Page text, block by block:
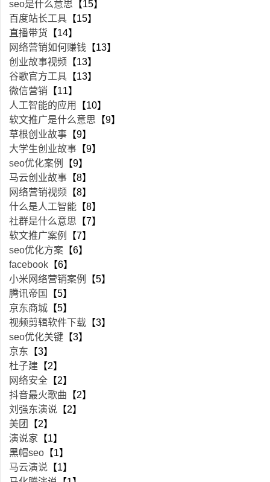
seo是什么意思 【15】
百度站长工具 【15】
直播带货 【14】
网络营销如何赚钱 【13】
创业故事视频 【13】
谷歌官方工具 【13】
微信营销 【11】
人工智能的应用
【10】
软文推广是什么意思 【9】
草根创业故事 【9】
大学生创业故事 【9】
seo优化案例
【9】
马云创业故事 【8】
网络营销视频 【8】
什么是人工智能 【8】
社群是什么意思 【7】
软文推广案例
【7】
seo优化方案 【6】
facebook 【6】
小米网络营销案例
【5】
腾讯帝国
【5】
京东商城 【5】
视频剪辑软件下载 【3】
seo优化关键 【3】
京东 【3】
杜子建 【2】
网络安全 【2】
抖音最火歌曲 【2】
刘强东演说 【2】
美团
【2】
演说家 【1】
黑帽seo 【1】
马云演说 【1】